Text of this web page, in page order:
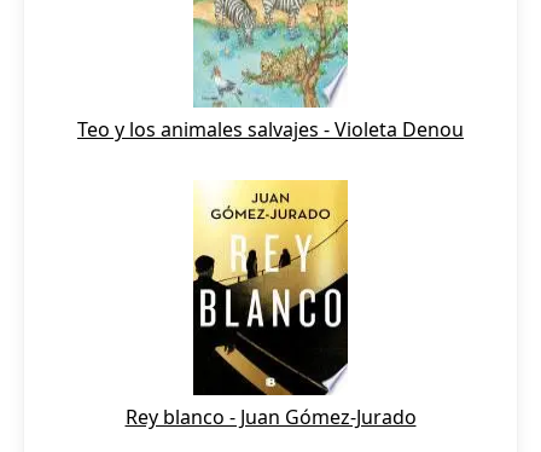
Teo y los animales salvajes - Violeta Denou
Rey blanco - Juan Gómez-Jurado